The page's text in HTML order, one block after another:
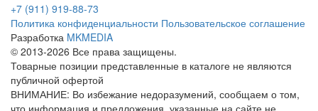
+7 (911) 919-88-73
Политика конфиденциальности Пользовательское соглашение
Разработка MKMEDIA
© 2013-2026 Все права защищены.
Товарные позиции представленные в каталоге не являются
публичной офертой
ВНИМАНИЕ: Во избежание недоразумений, сообщаем о том,
что информация и предложения, указанные на сайте не